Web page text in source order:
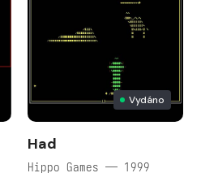
Vydáno
Had
Hippo Games — 1999